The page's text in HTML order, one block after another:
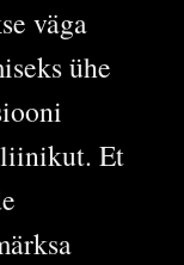
väga
ühe
Et